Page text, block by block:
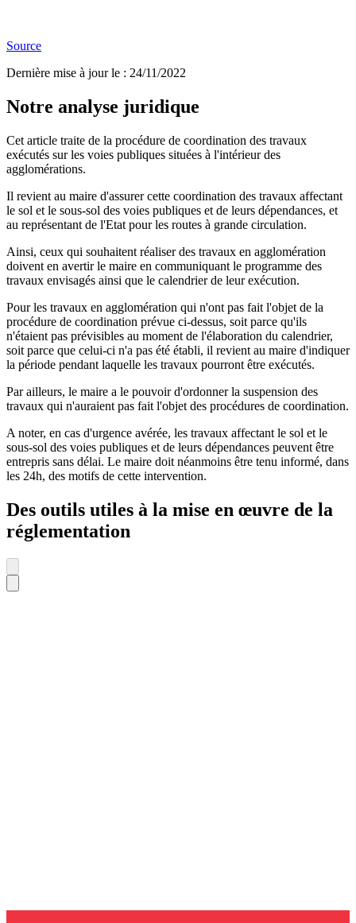
Source
Dernière mise à jour le : 24/11/2022
Notre analyse juridique
Cet article traite de la procédure de coordination des travaux
exécutés sur les voies publiques situées à l'intérieur des
agglomérations.
Il revient au maire d'assurer cette coordination des travaux affectant
le sol et le sous-sol des voies publiques et de leurs dépendances, et
au représentant de l'Etat pour les routes à grande circulation.
Ainsi, ceux qui souhaitent réaliser des travaux en agglomération
doivent en avertir le maire en communiquant le programme des
travaux envisagés ainsi que le calendrier de leur exécution.
Pour les travaux en agglomération qui n'ont pas fait l'objet de la
procédure de coordination prévue ci-dessus, soit parce qu'ils
n'étaient pas prévisibles au moment de l'élaboration du calendrier,
soit parce que celui-ci n'a pas été établi, il revient au maire d'indiquer
la période pendant laquelle les travaux pourront être exécutés.
Par ailleurs, le maire a le pouvoir d'ordonner la suspension des
travaux qui n'auraient pas fait l'objet des procédures de coordination.
A noter, en cas d'urgence avérée, les travaux affectant le sol et le
sous-sol des voies publiques et de leurs dépendances peuvent être
entrepris sans délai. Le maire doit néanmoins être tenu informé, dans
les 24h, des motifs de cette intervention.
Des outils utiles à la mise en œuvre de la
réglementation